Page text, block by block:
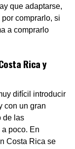
que adaptarse,
comprarlo, si
a comprarlo
Rica y
difícil introducir
con un gran
de las
poco. En
Costa Rica se